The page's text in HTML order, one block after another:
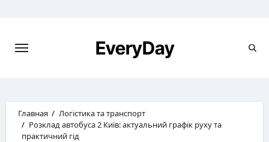
EveryDay
Главная
Логістика та транспорт
Розклад автобуса 2 Київ: актуальний графік руху та
практичний гід